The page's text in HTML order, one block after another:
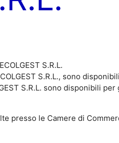
S.R.L.
S.R.L., sono
S.R.L. sono disponibili
presso le Camere di